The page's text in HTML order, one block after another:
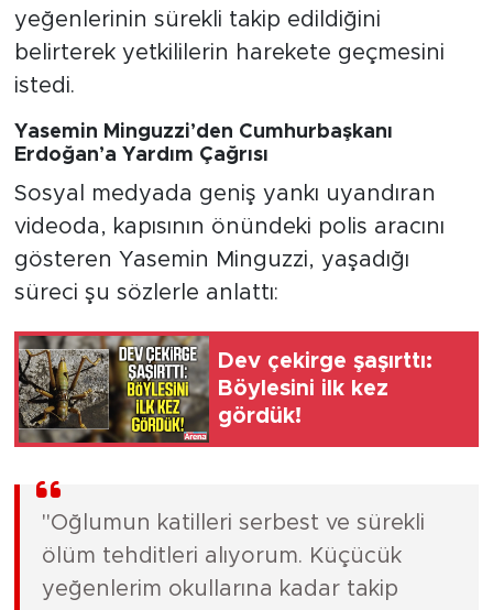
yeğenlerinin sürekli takip edildiğini
belirterek yetkililerin harekete geçmesini
istedi.
Yasemin Minguzzi’den Cumhurbaşkanı
Erdoğan’a Yardım Çağrısı
Sosyal medyada geniş yankı uyandıran
videoda, kapısının önündeki polis aracını
gösteren Yasemin Minguzzi, yaşadığı
süreci şu sözlerle anlattı:
Dev çekirge şaşırttı:
Böylesini ilk kez
gördük!
"Oğlumun katilleri serbest ve sürekli
ölüm tehditleri alıyorum. Küçücük
yeğenlerim okullarına kadar takip